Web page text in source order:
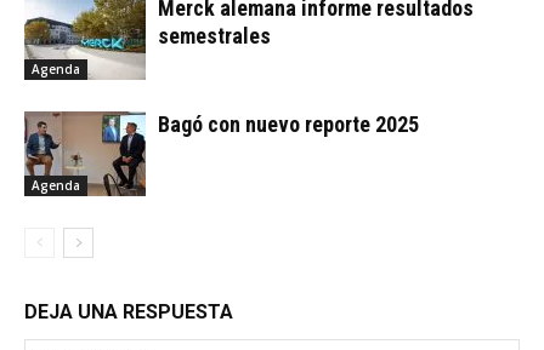
Agenda
Merck alemana informe resultados
semestrales
Agenda
Bagó con nuevo reporte 2025
DEJA UNA RESPUESTA